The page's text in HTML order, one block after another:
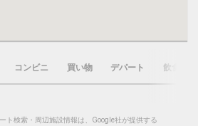
コンビニ 買い物 デパート 飲食店
ト検索・周辺施設情報は、Google社が提供する